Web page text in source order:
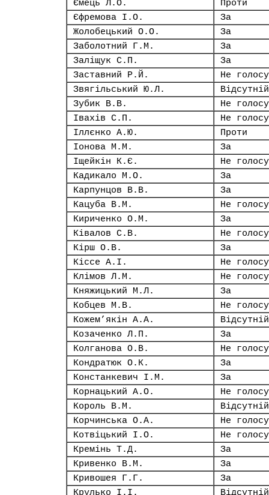
Ємець Л.О.
Проти
Єфремова І.О.
За
Жолобецький О.О.
За
Заболотний Г.М.
За
Заліщук С.П.
За
Заставний Р.Й.
Не
Звягільський Ю.Л.
Відсутній
Зубик В.В.
Не
Івахів С.П.
Не
Іллєнко А.Ю.
Проти
Іонова М.М.
За
Іщейкін К.Є.
Не
Кадикало М.О.
За
Карпунцов В.В.
За
Кацуба В.М.
Не
Кириченко О.М.
За
Ківалов С.В.
Не
Кірш О.В.
За
Кіссе А.І.
Не
Клімов Л.М.
Не
Княжицький М.Л.
За
Кобцев М.В.
Не
Кожем’якін А.А.
Відсутній
Козаченко Л.П.
За
Колганова О.В.
Не
Кондратюк О.К.
За
Констанкевич І.М.
За
Корнацький А.О.
Не
Король В.М.
Відсутній
Корчинська О.А.
Не
Котвіцький І.О.
Не
Кремінь Т.Д.
За
Кривенко В.М.
За
Кривошея Г.Г.
За
Крулько І.І.
Відсутній